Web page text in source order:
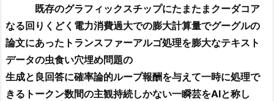
既存のグラフィックスチップにたまたまクーダコア
なる回りくどく電力消費過大での膨大計算量でグーグルの
論文にあったトランスファーアルゴ処理を膨大なテキスト
データの虫食い穴埋め問題の
生成と良回答に確率論的ループ報酬を与えて一時に処理で
きるトークン数間の主観持続しかない一瞬芸をAIと称し